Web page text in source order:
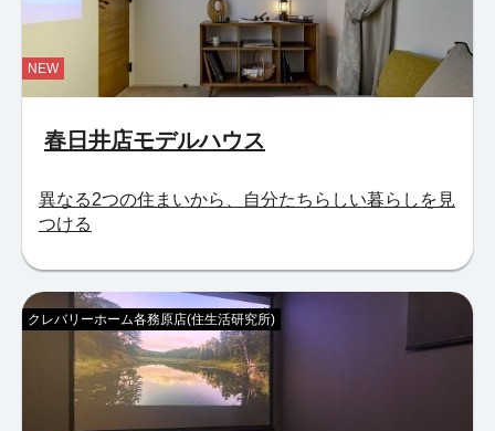
春日井店モデルハウス
異なる2つの住まいから、自分たちらしい暮らしを見
つける
NEW
クレバリーホーム各務原店(住生活研究所)